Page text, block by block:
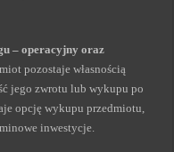
– operacyjny oraz
pozostaje własnością
jego zwrotu lub wykupu po
opcję wykupu przedmiotu,
inwestycje.